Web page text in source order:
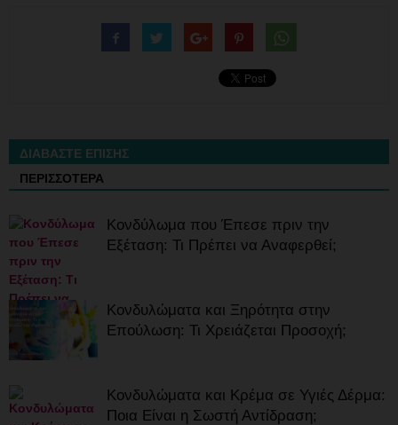
ΔΙΑΒΑΣΤΕ ΕΠΙΣΗΣ
ΠΕΡΙΣΣΟΤΕΡΑ
Κονδύλωμα που Έπεσε πριν την
Εξέταση: Τι Πρέπει να Αναφερθεί;
Κονδυλώματα και Ξηρότητα στην
Επούλωση: Τι Χρειάζεται Προσοχή;
Κονδυλώματα και Κρέμα σε Υγιές Δέρμα:
Ποια Είναι η Σωστή Αντίδραση;